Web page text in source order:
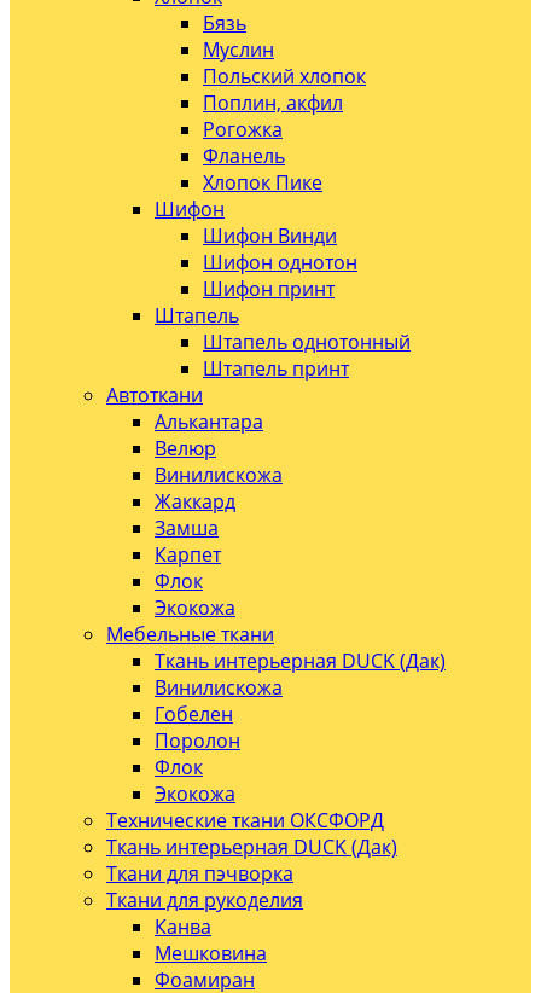
Бязь
Муслин
Польский хлопок
Поплин, акфил
Рогожка
Фланель
Хлопок Пике
Шифон
Шифон Винди
Шифон однотон
Шифон принт
Штапель
Штапель однотонный
Штапель принт
Автоткани
Алькантара
Велюр
Винилискожа
Жаккард
Замша
Карпет
Флок
Экокожа
Мебельные ткани
Ткань интерьерная DUCK (Дак)
Винилискожа
Гобелен
Поролон
Флок
Экокожа
Технические ткани ОКСФОРД
Ткань интерьерная DUCK (Дак)
Ткани для пэчворка
Ткани для рукоделия
Канва
Мешковина
Фоамиран